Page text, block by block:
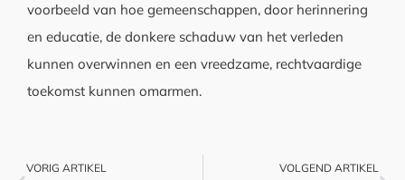
voorbeeld van hoe gemeenschappen, door herinnering
en educatie, de donkere schaduw van het verleden
kunnen overwinnen en een vreedzame, rechtvaardige
toekomst kunnen omarmen.
VORIG ARTIKEL VOLGEND ARTIKEL